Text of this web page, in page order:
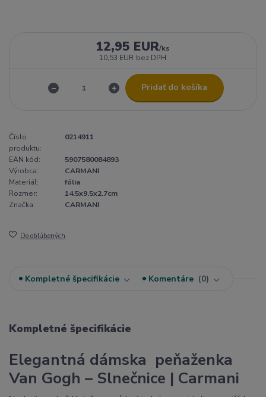
12,95 EUR/ks
10,53 EUR bez DPH
Pridať do košíka
Číslo
produktu:
0214911
EAN kód:
5907580084893
Výrobca:
CARMANI
Materiál:
fólia
Rozmer:
14.5x9.5x2.7cm
Značka:
CARMANI
Do obľúbených
Kompletné špecifikácie Komentáre 0
Kompletné špecifikácie
Elegantná dámska peňaženka
Van Gogh – Slnečnice | Carmani